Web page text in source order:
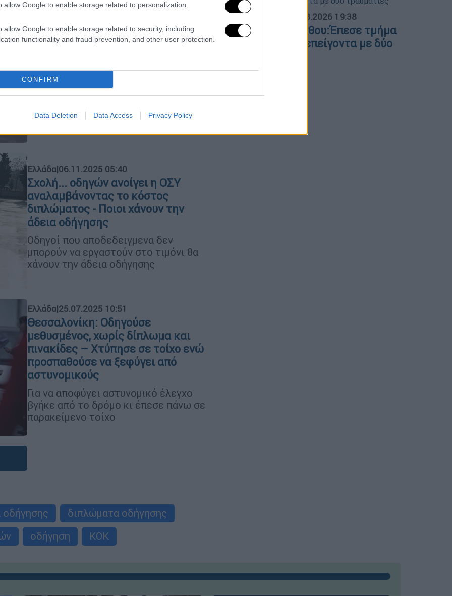
allow Google to enable storage related to personalization.
allow Google to enable storage related to security, including
functionality and fraud prevention, and other user protection.
CONFIRM
Data Deletion Data Access Privacy Policy
Ελλάδα|09.11.2025 12:49
Αττική Οδός: 56χρονος οδηγούσε
Κατά τον έλεγχο που του έγινε,
διαπιστώθηκε ότι δεν είχε και
δίπλωμα μια και του είχε αφαιρεθεί
στα τέλη Οκτωβρίου!
Ελλάδα|06.11.2025 05:40
Σχολή... οδηγών ανοίγει η ΟΣΥ
αναλαμβάνοντας το κόστος
διπλώματος - Ποιοι χάνουν την
άδεια οδήγησης
Οδηγοί που αποδεδειγμενα δεν
μπορούν να εργαστούν στο τιμόνι θα
χάνουν την άδεια οδήγησης
Ελλάδα|25.07.2025 10:51
Θεσσαλονίκη: Οδηγούσε
μεθυσμένος, χωρίς δίπλωμα και
πινακίδες – Χτύπησε σε τοίχο ενώ
προσπαθούσε να ξεφύγει από
αστυνομικούς
Για να αποφύγει αστυνομικό έλεγχο
βγήκε από το δρόμο κι έπεσε πάνω σε
παρακείμενο τοίχο
οδήγησης
διπλώματα οδήγησης
οδήγηση ΚΟΚ
ΑΠΟΣΠΑΣΜΑΤΑ... 05.08.2026 19:38
Νοσοκομείο Κορίνθου:Έπεσε τμήμα
ψευδοροφής στα επείγοντα με δύο